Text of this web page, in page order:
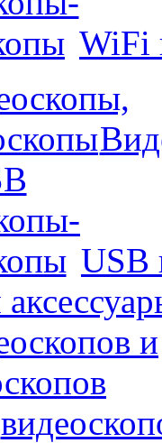
WiFi
USB